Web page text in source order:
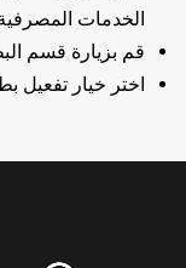
الخدمات المصرفية
قم بزيارة قسم
اختر خيار تفعيل